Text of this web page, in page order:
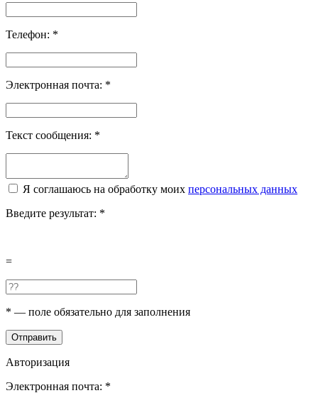
Телефон: *
Электронная почта: *
Текст сообщения: *
Я соглашаюсь на обработку моих персональных данных
Введите результат: *
=
* — поле обязательно для заполнения
Отправить
Авторизация
Электронная почта: *